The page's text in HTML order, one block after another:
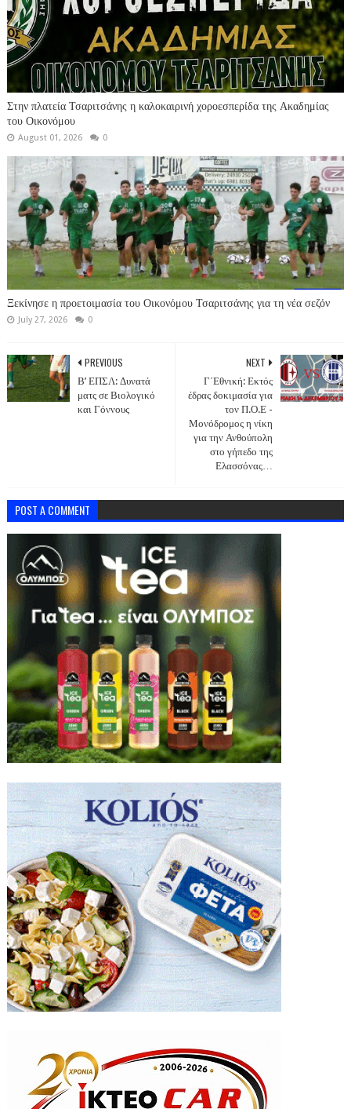
Στην πλατεία Τσαριτσάνης η καλοκαιρινή χοροεσπερίδα της Ακαδημίας
του Οικονόμου
August 01, 2026 0
Ξεκίνησε η προετοιμασία του Οικονόμου Τσαριτσάνης για τη νέα σεζόν
July 27, 2026 0
NEXT
Γ΄Εθνική: Εκτός
έδρας δοκιμασία για
τον Π.Ο.Ε -
Μονόδρομος η νίκη
για την Ανθούπολη
στο γήπεδο της
Ελασσόνας…
PREVIOUS
Β’ ΕΠΣΛ: Δυνατά
ματς σε Βιολογικό
και Γόννους
POST A COMMENT